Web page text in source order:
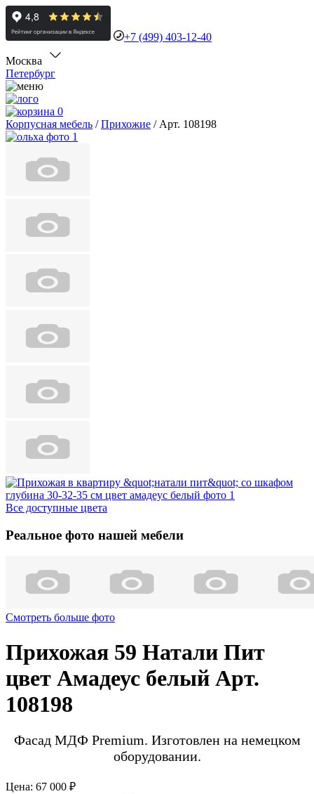
+7 (499) 403-12-40
Москва
Петербург
0
Корпусная мебель /Прихожие / Арт. 108198
Все доступные цвета
Реальное фото нашей мебели
Смотреть больше фото
Прихожая 59 Натали Пит
цвет Амадеус белый Арт.
108198
Фасад МДФ Premium. Изготовлен на немецком
оборудовании.
Цена: 67 000 ₽